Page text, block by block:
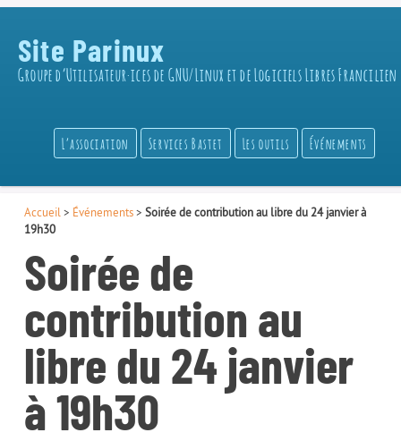
Site Parinux
Groupe d’Utilisateur·ices de GNU/Linux et de Logiciels Libres Francilien
L’association Services Bastet Les outils Événements
Accueil > Événements> Soirée de contribution au libre du 24 janvier à
19h30
Soirée de
contribution au
libre du 24 janvier
à 19h30